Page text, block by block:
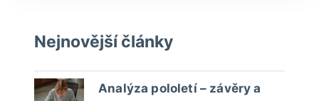
Nejnovější články
Analýza pololetí – závěry a